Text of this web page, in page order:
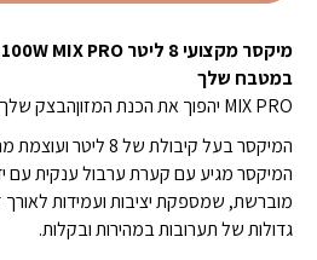
במטבח שלך
MIX PRO יהפוך את הכנת המזוןהבצק שלך לקלה ומקצועית.
המיקסר בעל קיבולת של 8 ליטר ועוצמת מנוע 1100W.
המיקסר מגיע עם קערת ערבול ענקית עם
מוברשת, שמספקת יציבות ועמידות לאורך
גדולות של תערובות במהירות ובקלות.